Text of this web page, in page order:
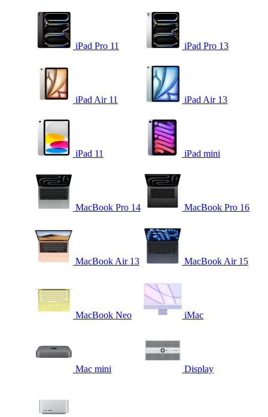
iPad Pro 11 iPad Pro 13
iPad Air 11 iPad Air 13
iPad 11 iPad mini
MacBook Pro 14 MacBook Pro 16
MacBook Air 13 MacBook Air 15
MacBook Neo iMac
Mac mini Display